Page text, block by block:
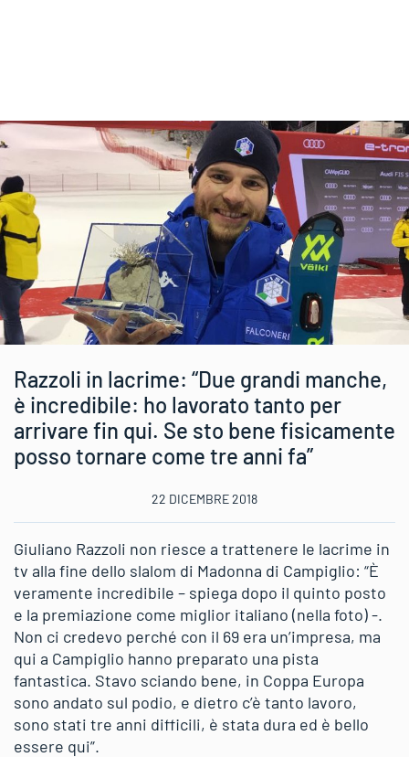
Razzoli in lacrime: “Due grandi manche,
è incredibile: ho lavorato tanto per
arrivare fin qui. Se sto bene fisicamente
posso tornare come tre anni fa”
22 DICEMBRE 2018
Giuliano Razzoli non riesce a trattenere le lacrime in
tv alla fine dello slalom di Madonna di Campiglio: “È
veramente incredibile – spiega dopo il quinto posto
e la premiazione come miglior italiano (nella foto) -.
Non ci credevo perché con il 69 era un’impresa, ma
qui a Campiglio hanno preparato una pista
fantastica. Stavo sciando bene, in Coppa Europa
sono andato sul podio, e dietro c’è tanto lavoro,
sono stati tre anni difficili, è stata dura ed è bello
essere qui”.